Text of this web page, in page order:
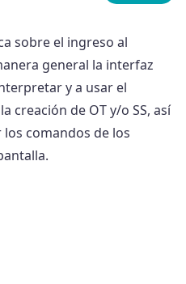
sobre el ingreso al
general la interfaz
y a usar el
creación de OT y/o SS, así
comandos de los